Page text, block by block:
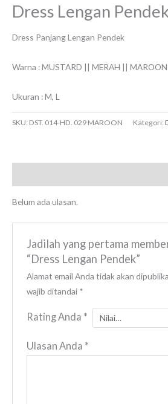
Dress Lengan Pendek
Dress Panjang Lengan Pendek
Warna : MUSTARD || MERAH ||
Ukuran : M, L
SKU: DST. 014-HD. 029 MAROON Kategori:
Belum ada ulasan.
Jadilah yang pertama
“Dress Lengan Pendek”
Alamat email Anda tidak akan
wajib ditandai *
Rating Anda *
Ulasan Anda *